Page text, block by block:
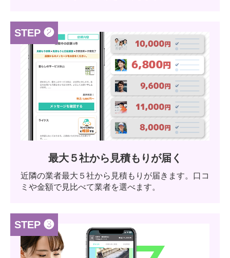
STEP ❷
最大５社から見積もりが届く
近隣の業者最大５社から見積もりが届きます。口コ
ミや金額で見比べて業者を選べます。
STEP ❸